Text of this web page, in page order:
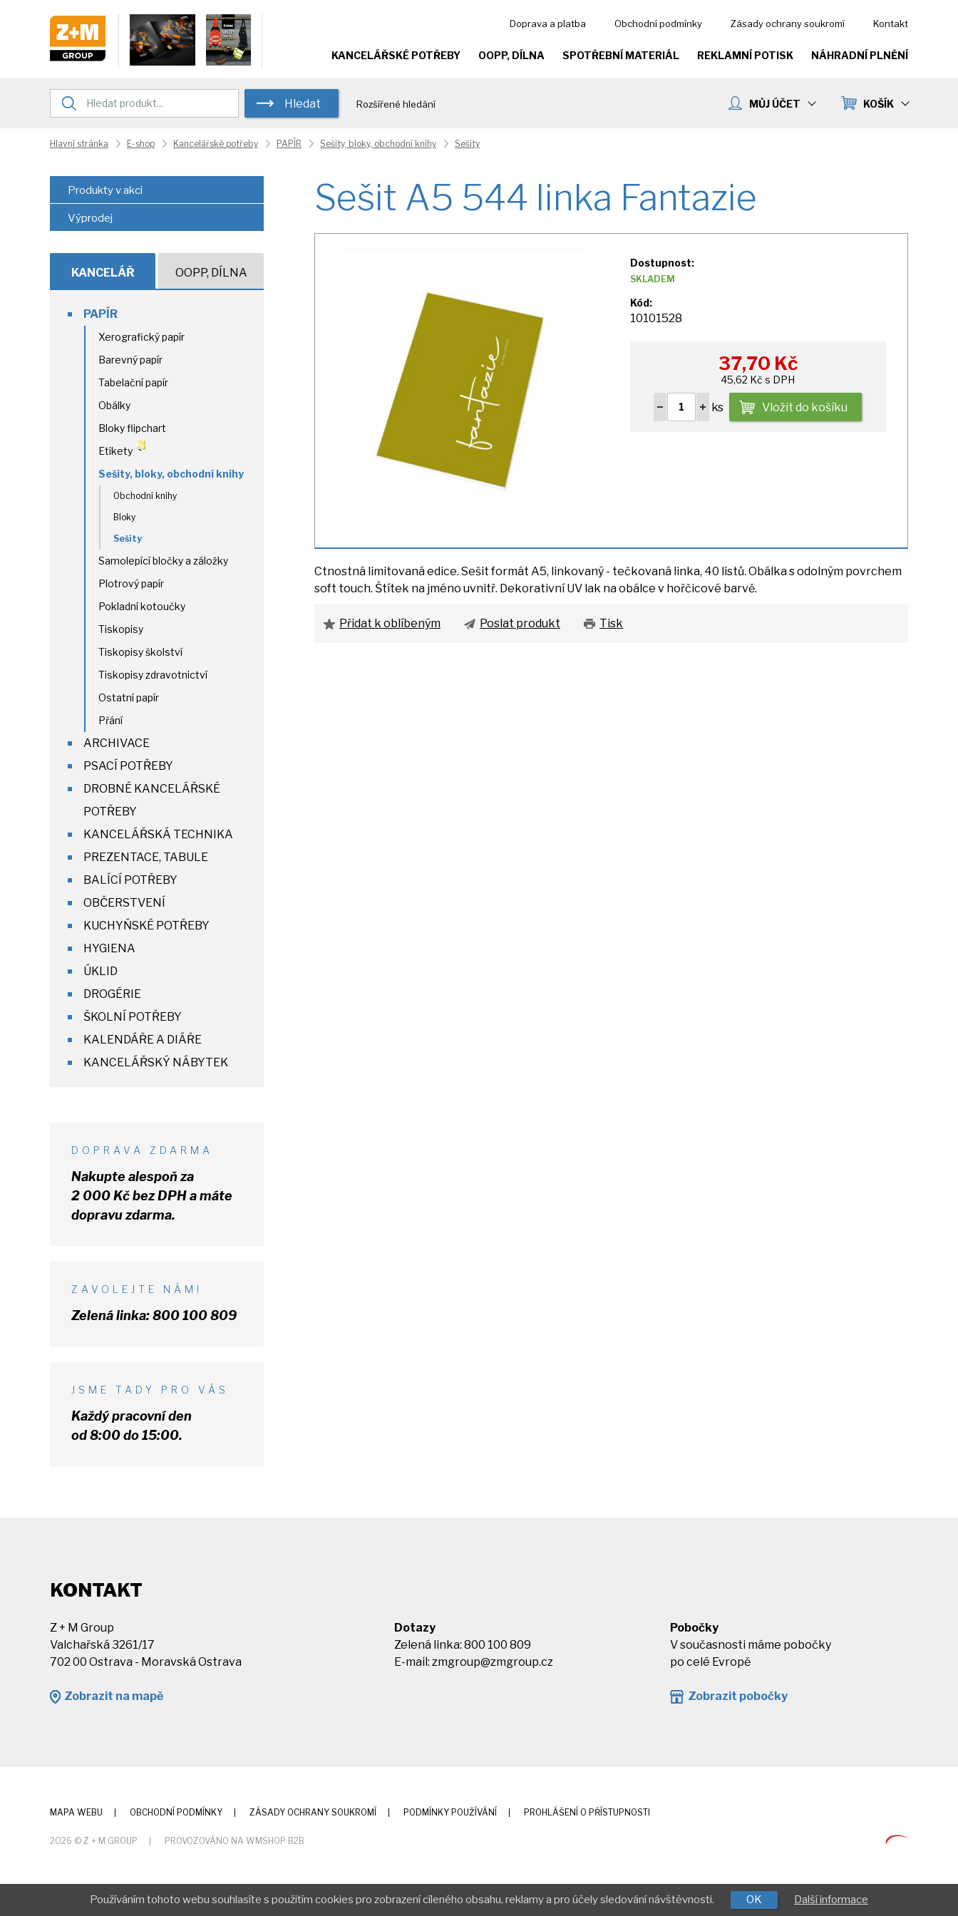
Doprava a platba Obchodní podmínky Zásady ochrany soukromí Kontakt
KANCELÁŘSKÉ POTŘEBY OOPP, DÍLNA SPOTŘEBNÍ MATERIÁL REKLAMNÍ POTISK NÁHRADNÍ PLNĚNÍ
Hledat Rozšířené hledání KOŠÍK
MŮJ ÚČET
Hlavní stránka E-shop Kancelářské potřeby PAPÍR Sešity, bloky, obchodní knihy Sešity
Sešit A5 544 linka Fantazie
Dostupnost:
SKLADEM
Kód:
10101528
37,70 Kč
45,62 Kč s DPH
ks Vložit do košíku
Ctnostná limitovaná edice. Sešit formát A5, linkovaný - tečkovaná linka, 40 listů. Obálkasodolným povrchem
soft touch. Štítek na jméno uvnitř. DekorativníUV lak naobálce v hořčicové barvě.
Přidat k oblíbeným Poslat produkt Tisk
Produkty v akci
Výprodej
KANCELÁŘ OOPP, DÍLNA
PAPÍR
Xerografický papír
Barevný papír
Tabelační papír
Obálky
Bloky flipchart
Etikety
Sešity, bloky, obchodní knihy
Obchodní knihy
Bloky
Sešity
Samolepící bločky a záložky
Plotrový papír
Pokladní kotoučky
Tiskopisy
Tiskopisy školství
Tiskopisy zdravotnictví
Ostatní papír
Přání
ARCHIVACE
PSACÍ POTŘEBY
DROBNÉ KANCELÁŘSKÉ
POTŘEBY
KANCELÁŘSKÁ TECHNIKA
PREZENTACE, TABULE
BALÍCÍ POTŘEBY
OBČERSTVENÍ
KUCHYŇSKÉ POTŘEBY
HYGIENA
ÚKLID
DROGÉRIE
ŠKOLNÍ POTŘEBY
KALENDÁŘE A DIÁŘE
KANCELÁŘSKÝ NÁBYTEK
DOPRAVA ZDARMA
Nakupte alespoň za
2 000 Kčbez DPHa máte
dopravu zdarma.
ZAVOLEJTE NÁM!
Zelená linka:800 100 809
JSME TADY PRO VÁS
Každý pracovní den
od 8:00 do 15:00.
KONTAKT
Z + M Group
Valchařská 3261/17
702 00 Ostrava - Moravská Ostrava
Zobrazit na mapě
Dotazy
Zelená linka: 800 100 809
E-mail:zmgroup@zmgroup.cz
Pobočky
V současnosti máme pobočky
po celé Evropě
Zobrazit pobočky
MAPA WEBU OBCHODNÍ PODMÍNKY ZÁSADY OCHRANY SOUKROMÍ PODMÍNKY POUŽÍVÁNÍ PROHLÁŠENÍ O PŘÍSTUPNOSTI
2026 © Z + M GROUP PROVOZOVÁNO NA WMSHOP B2B
Používáním tohoto webu souhlasíte s použitím cookies pro zobrazení cíleného obsahu, reklamy a pro účely sledování návštěvnosti. OK Další informace